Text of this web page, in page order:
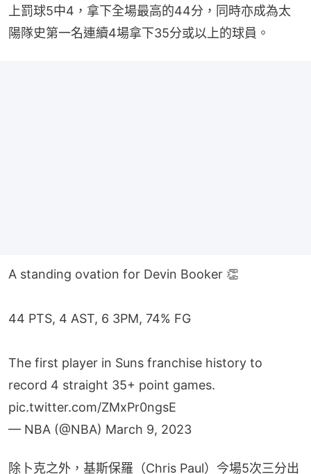
上罰球5中4，拿下全場最高的44分，同時亦成為太
陽隊史第一名連續4場拿下35分或以上的球員。
A standing ovation for Devin Booker 👏
44 PTS, 4 AST, 6 3PM, 74% FG
The first player in Suns franchise history to
record 4 straight 35+ point games.
pic.twitter.com/ZMxPr0ngsE
— NBA (@NBA) March 9, 2023
除卜克之外，基斯保羅（Chris Paul）今場5次三分出